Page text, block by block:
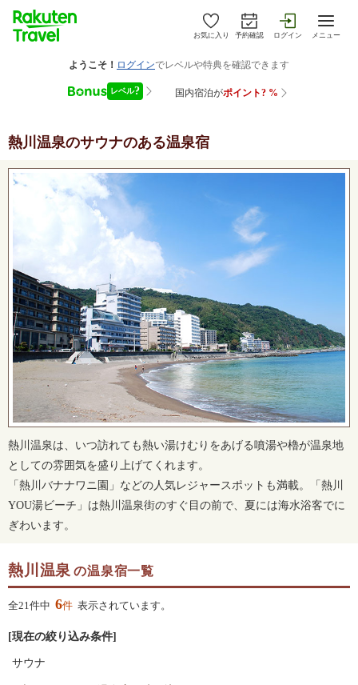
お気に入り 予約確認 ログイン メニュー
熱川温泉のサウナのある温泉宿
熱川温泉は、いつ訪れても熱い湯けむりをあげる噴湯や櫓が温泉地
としての雰囲気を盛り上げてくれます。
「熱川バナナワニ園」などの人気レジャースポットも満載。「熱川
YOU湯ビーチ」は熱川温泉街のすぐ目の前で、夏には海水浴客でに
ぎわいます。
熱川温泉 の温泉宿一覧
全21件中 6件 表示されています。
[現在の絞り込み条件]
サウナ